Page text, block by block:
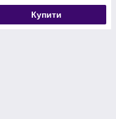
Купити